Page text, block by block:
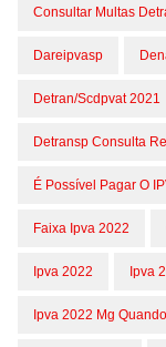
Consultar Multas
Dareipvasp
Detran/scdpvat 2021
Detransp Consulta
É Possível Pagar O
Faixa Ipva 2022
Ipva 2022 Ipva
Ipva 2022 Mg